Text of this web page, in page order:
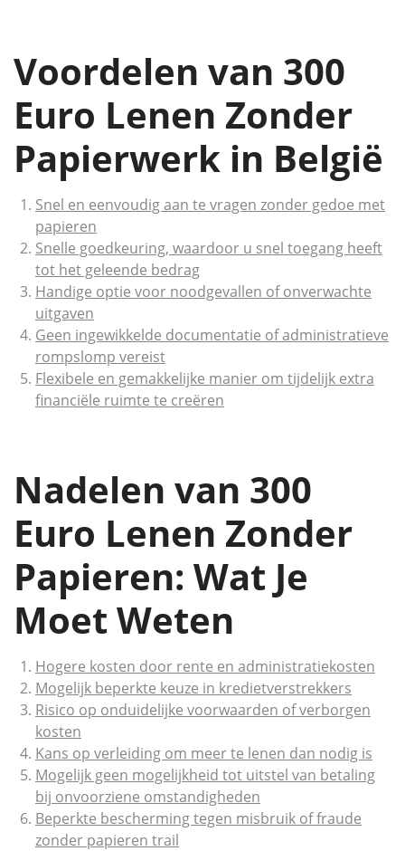
Voordelen van 300
Euro Lenen Zonder
Papierwerk in België
Snel en eenvoudig aan te vragen zonder gedoe met
papieren
Snelle goedkeuring, waardoor u snel toegang heeft
tot het geleende bedrag
Handige optie voor noodgevallen of onverwachte
uitgaven
Geen ingewikkelde documentatie of administratieve
rompslomp vereist
Flexibele en gemakkelijke manier om tijdelijk extra
financiële ruimte te creëren
Nadelen van 300
Euro Lenen Zonder
Papieren: Wat Je
Moet Weten
Hogere kosten door rente en administratiekosten
Mogelijk beperkte keuze in kredietverstrekkers
Risico op onduidelijke voorwaarden of verborgen
kosten
Kans op verleiding om meer te lenen dan nodig is
Mogelijk geen mogelijkheid tot uitstel van betaling
bij onvoorziene omstandigheden
Beperkte bescherming tegen misbruik of fraude
zonder papieren trail